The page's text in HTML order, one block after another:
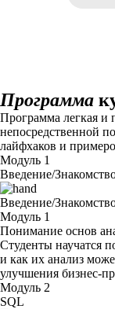
Программа
Программа легкая и
непосредственной
лайфхаков и
Модуль 1
Введение/
Введение/
Модуль 1
Понимание основ
Студенты научатся
и как их анализ
улучшения бизнес-
Модуль 2
SQL